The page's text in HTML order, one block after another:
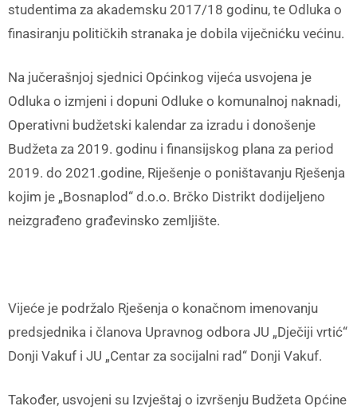
studentima za akademsku 2017/18 godinu, te Odluka o
finasiranju političkih stranaka je dobila viječnićku većinu.
Na jučerašnjoj sjednici Općinkog vijeća usvojena je
Odluka o izmjeni i dopuni Odluke o komunalnoj naknadi,
Operativni budžetski kalendar za izradu i donošenje
Budžeta za 2019. godinu i finansijskog plana za period
2019. do 2021.godine, Riješenje o poništavanju Rješenja
kojim je „Bosnaplod“ d.o.o. Brčko Distrikt dodijeljeno
neizgrađeno građevinsko zemljište.
Vijeće je podržalo Rješenja o konačnom imenovanju
predsjednika i članova Upravnog odbora JU „Dječiji vrtić“
Donji Vakuf i JU „Centar za socijalni rad“ Donji Vakuf.
Također, usvojeni su Izvještaj o izvršenju Budžeta Općine